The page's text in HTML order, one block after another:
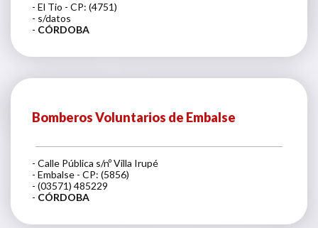
- El Tio - CP: (4751)
- s/datos
- CÓRDOBA
Bomberos Voluntarios de Embalse
- Calle Pública s/nº Villa Irupé
- Embalse - CP: (5856)
- (03571) 485229
- CÓRDOBA